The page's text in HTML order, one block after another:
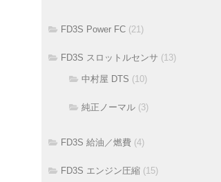
FD3S Power FC (21)
FD3S スロットルセンサ (13)
中村屋 DTS (10)
純正ノーマル (3)
FD3S 給油／燃費 (4)
FD3S エンジン圧縮 (15)